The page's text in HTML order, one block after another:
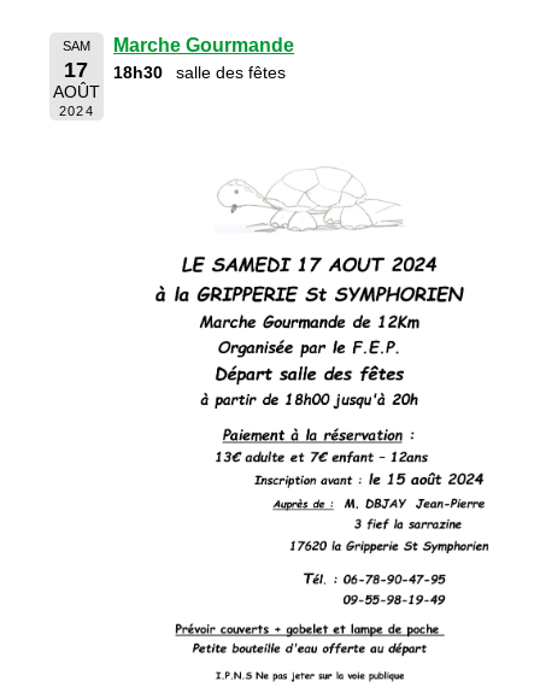
SAM
17
AOÛT
2024
Marche Gourmande
18h30 salle des fêtes